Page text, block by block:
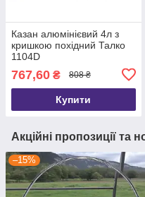
Казан алюмінієвий 4л з
кришкою похідний Талко
1104D
767,60 ₴ 808 ₴
Купити
Акційні пропозиції та
–15%